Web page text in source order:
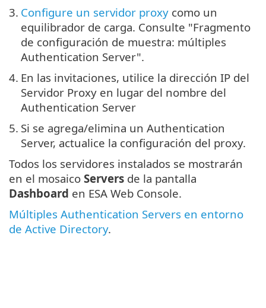
3. Configure un servidor proxy como un
equilibrador de carga. Consulte "Fragmento
de configuración de muestra: múltiples
Authentication Server".
4. En las invitaciones, utilice la dirección IP del
Servidor Proxy en lugar del nombre del
Authentication Server
5. Si se agrega/elimina un Authentication
Server, actualice la configuración del proxy.
Todos los servidores instalados se mostrarán
en el mosaico Servers de la pantalla
Dashboard en ESA Web Console.
Múltiples Authentication Servers en entorno
de Active Directory.